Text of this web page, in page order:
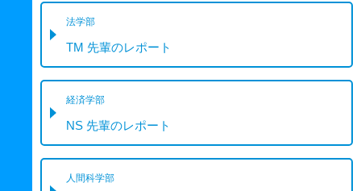
法学部
TM 先輩のレポート
経済学部
NS 先輩のレポート
人間科学部